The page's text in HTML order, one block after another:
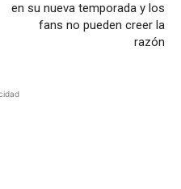
en su nueva temporada y los
fans no pueden creer la
razón